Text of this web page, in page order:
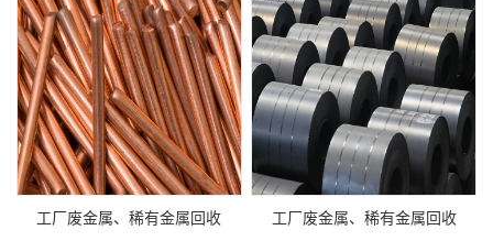
工厂废金属、稀有金属回收 工厂废金属、稀有金属回收